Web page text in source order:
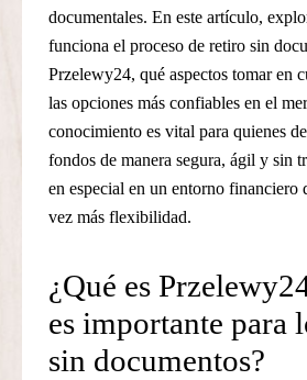
documentales. En este artículo,
funciona el proceso de retiro sin
Przelewy24, qué aspectos tomar en
las opciones más confiables en el
conocimiento es vital para quienes
fondos de manera segura, ágil y sin
en especial en un entorno financiero
vez más flexibilidad.
¿Qué es
es importante para
sin documentos?